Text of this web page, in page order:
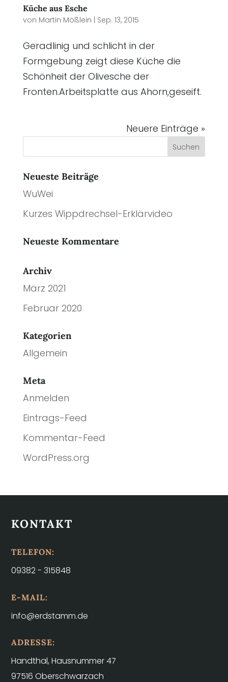
Küche aus Esche
von Martin Mößlein Sep. 13, 2015
Geradlinig und schlicht in der
Formgebung zeigt diese Küche die
Schönheit der Olivesche der
Fronten.Arbeitsplatte aus Ahorn,geseift.
Neuere Einträge »
Neueste Beiträge
WuWei
Kurzes Wippdrechsel-Erklärvideo
Neueste Kommentare
Archiv
März 2021
Februar 2020
Kategorien
Allgemein
Meta
Anmelden
Eintrags-Feed
Kommentar-Feed
WordPress.org
KONTAKT
TELEFON:
09382 - 315848
E-MAIL:
info@erdstamm.de
ADRESSE:
Handthal, Hausnummer 47
97516 Oberschwarzach